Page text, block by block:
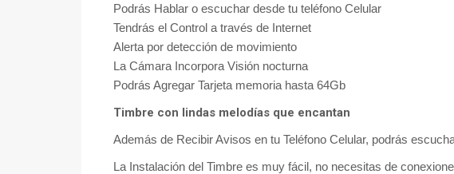
Podrás Hablar o escuchar desde tu teléfono Celular
Tendrás el Control a través de Internet
Alerta por detección de movimiento
La Cámara Incorpora Visión nocturna
Podrás Agregar Tarjeta memoria hasta 64Gb
Timbre con lindas melodías que encantan
Además de Recibir Avisos en tu Teléfono Celular, podrás
La Instalación del Timbre es muy fácil, no necesitas de